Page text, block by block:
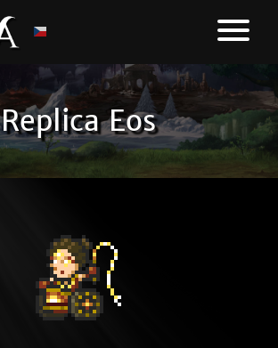
Replica Eos